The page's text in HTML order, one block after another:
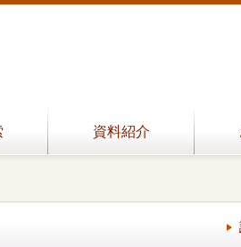
資料紹介